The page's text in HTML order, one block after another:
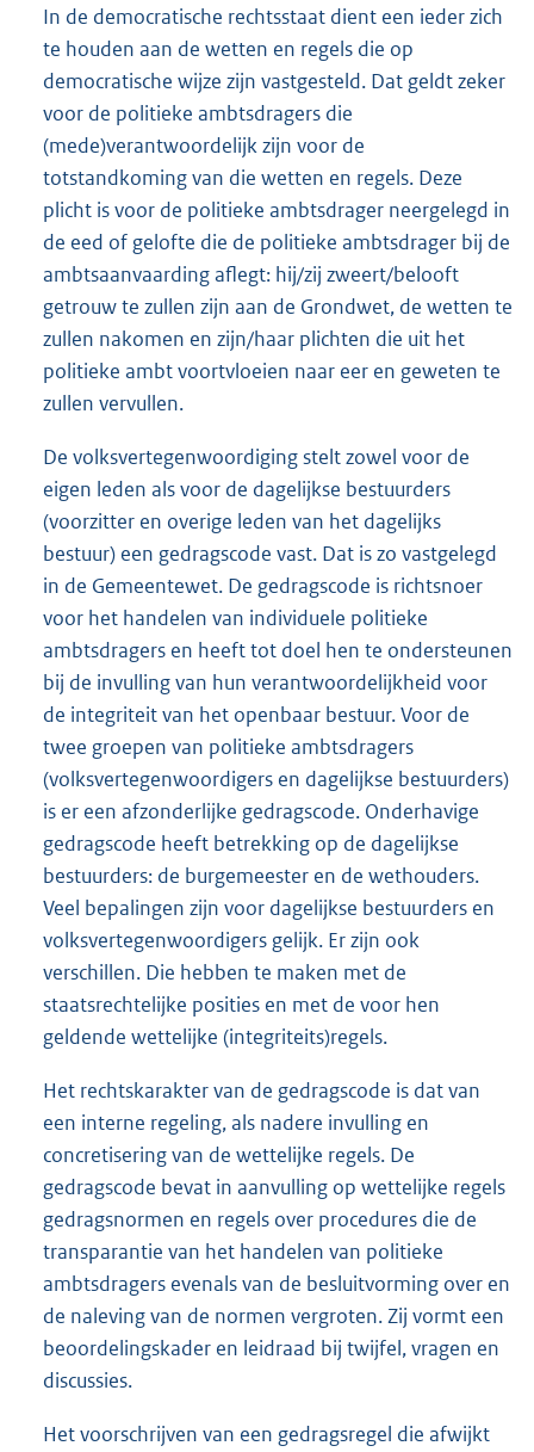
In de democratische rechtsstaat dient een ieder zich
te houden aan de wetten en regels die op
democratische wijze zijn vastgesteld. Dat geldt zeker
voor de politieke ambtsdragers die
(mede)verantwoordelijk zijn voor de
totstandkoming van die wetten en regels. Deze
plicht is voor de politieke ambtsdrager neergelegd in
de eed of gelofte die de politieke ambtsdrager bij de
ambtsaanvaarding aflegt: hij/zij zweert/belooft
getrouw te zullen zijn aan de Grondwet, de wetten te
zullen nakomen en zijn/haar plichten die uit het
politieke ambt voortvloeien naar eer en geweten te
zullen vervullen.
De volksvertegenwoordiging stelt zowel voor de
eigen leden als voor de dagelijkse bestuurders
(voorzitter en overige leden van het dagelijks
bestuur) een gedragscode vast. Dat is zo vastgelegd
in de Gemeentewet. De gedragscode is richtsnoer
voor het handelen van individuele politieke
ambtsdragers en heeft tot doel hen te ondersteunen
bij de invulling van hun verantwoordelijkheid voor
de integriteit van het openbaar bestuur. Voor de
twee groepen van politieke ambtsdragers
(volksvertegenwoordigers en dagelijkse bestuurders)
is er een afzonderlijke gedragscode. Onderhavige
gedragscode heeft betrekking op de dagelijkse
bestuurders: de burgemeester en de wethouders.
Veel bepalingen zijn voor dagelijkse bestuurders en
volksvertegenwoordigers gelijk. Er zijn ook
verschillen. Die hebben te maken met de
staatsrechtelijke posities en met de voor hen
geldende wettelijke (integriteits)regels.
Het rechtskarakter van de gedragscode is dat van
een interne regeling, als nadere invulling en
concretisering van de wettelijke regels. De
gedragscode bevat in aanvulling op wettelijke regels
gedragsnormen en regels over procedures die de
transparantie van het handelen van politieke
ambtsdragers evenals van de besluitvorming over en
de naleving van de normen vergroten. Zij vormt een
beoordelingskader en leidraad bij twijfel, vragen en
discussies.
Het voorschrijven van een gedragsregel die afwijkt